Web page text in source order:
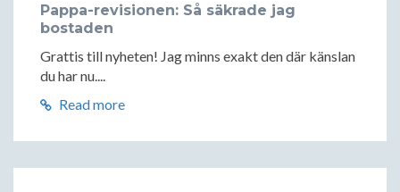
Pappa-revisionen: Så säkrade jag
bostaden
Grattis till nyheten! Jag minns exakt den där känslan
du har nu....
Read more